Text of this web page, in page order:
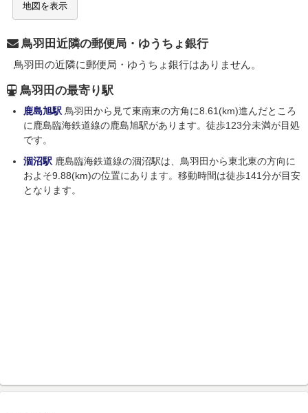
地図を表示
鳥羽田近隣の郵便局・ゆうちょ銀行
鳥羽田の近隣に郵便局・ゆうちょ銀行はありません。
鳥羽田の最寄り駅
鹿島旭駅 鳥羽田から見て東南東の方角に8.61(km)進んだところ
に鹿島臨海鉄道線の鹿島旭駅があります。徒歩123分未満が目処
です。
涸沼駅 鹿島臨海鉄道線の涸沼駅は、鳥羽田から東北東の方向に
およそ9.88(km)の位置にあります。移動時間は徒歩141分が目安
となります。